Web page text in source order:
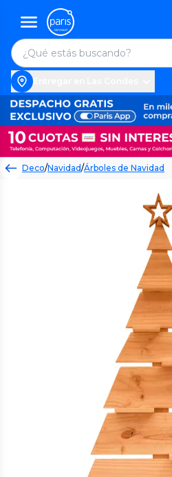
Deco/Navidad/Árboles de Navidad